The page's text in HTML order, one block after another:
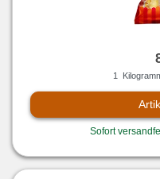
1
Sofort